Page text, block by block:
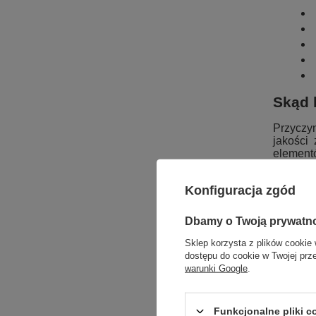
Skąd
jakości
oprawy.
Jak
Konfiguracja zgód
Dbamy o Twoją
Sklep korzysta z plików cookie
dostępu do cookie w Twojej
warunki Google
Funkcjonalne pliki